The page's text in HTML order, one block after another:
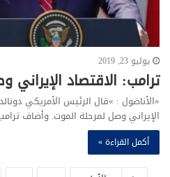
يوليو 23, 2019
ترامب‭:‬ الاقتصاد‭ ‬الإيراني‭ ‬وصل‭ ‬مرحلة‭ ‬الموت‭ ‬
‬الإيراني‭ ‬وصل‭ ‬لمرحلة‭ ‬الموت‭.‬ وأضاف‭ ‬ترامب‭ ‬في‭ ‬تغريدة‭ ‬على‭ ‬‮«‬تويتر‮»‬،‭…
أكمل القراءة »